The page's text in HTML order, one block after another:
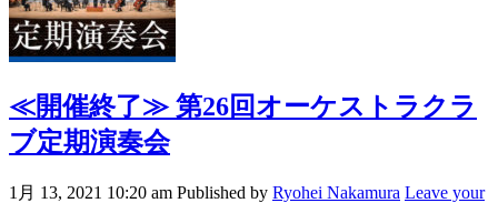
≪開催終了≫第26回オーケストラクラ
ブ定期演奏会
1月 13, 2021 10:20 am Published by Ryohei Nakamura Leave your